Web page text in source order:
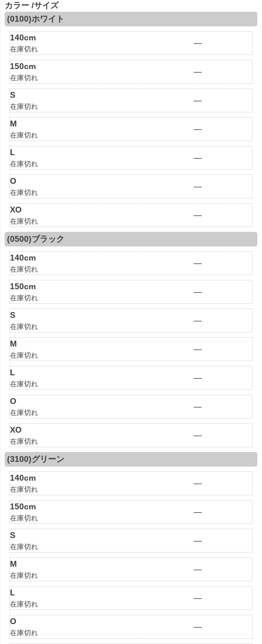
カラー サイズ
(0100)ホワイト
140cm
在庫切れ
—
150cm
在庫切れ
—
S
在庫切れ
—
M
在庫切れ
—
L
在庫切れ
—
O
在庫切れ
—
XO
在庫切れ
—
(0500)ブラック
140cm
在庫切れ
—
150cm
在庫切れ
—
S
在庫切れ
—
M
在庫切れ
—
L
在庫切れ
—
O
在庫切れ
—
XO
在庫切れ
—
(3100)グリーン
140cm
在庫切れ
—
150cm
在庫切れ
—
S
在庫切れ
—
M
在庫切れ
—
L
在庫切れ
—
O
在庫切れ
—